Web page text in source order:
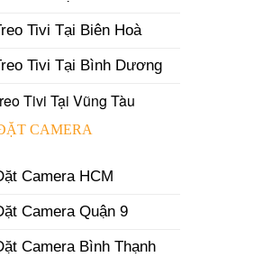
Tivi Tại Biên Hoà
Tivi Tại Bình Dương
Tivi Tại Vũng Tàu
CAMERA
Camera HCM
Camera Quận 9
Camera Bình Thạnh